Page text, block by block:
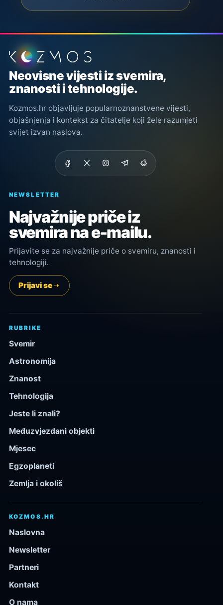
Podnožje stranice
Neovisne vijesti iz svemira,
znanosti i tehnologije.
Kozmos.hr objavljuje popularnoznanstvene vijesti,
objašnjenja i kontekst za čitatelje koji žele razumjeti
svijet izvan naslova.
NEWSLETTER
Najvažnije priče iz
svemira na e-mailu.
Prijavite se za najvažnije priče o svemiru, znanosti i
tehnologiji.
Prijavi se
RUBRIKE
Svemir
Astronomija
Znanost
Tehnologija
Jeste li znali?
Međuzvjezdani objekti
Mjesec
Egzoplaneti
Zemlja i okoliš
KOZMOS.HR
Naslovna
Newsletter
Partneri
Kontakt
O nama